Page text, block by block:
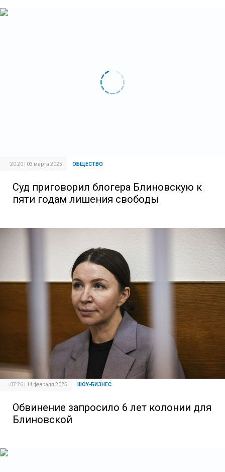
20:20 | 03 марта 2025 ОБЩЕСТВО
Суд приговорил блогера Блиновскую к
пяти годам лишения свободы
07:26 | 14 февраля 2025 ШОУ-БИЗНЕС
Обвинение запросило 6 лет колонии для
Блиновской